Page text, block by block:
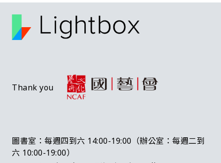
Thank you
圖書室：每週四到六 14:00-19:00（辦公室：每週二到
六 10:00-19:00）